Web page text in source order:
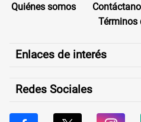
Quiénes somos
Términos
Enlaces de interés
Redes Sociales